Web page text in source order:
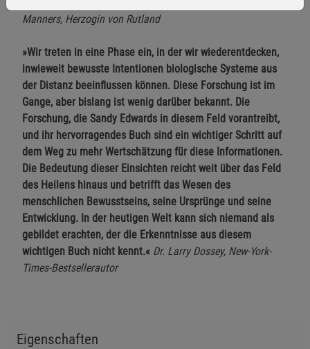
Manners, Herzogin von Rutland
»Wir treten in eine Phase ein, in der wir wiederentdecken,
inwieweit bewusste Intentionen biologische Systeme aus
der Distanz beeinflussen können. Diese Forschung ist im
Gange, aber bislang ist wenig darüber bekannt. Die
Forschung, die Sandy Edwards in diesem Feld vorantreibt,
und ihr hervorragendes Buch sind ein wichtiger Schritt auf
dem Weg zu mehr Wertschätzung für diese Informationen.
Die Bedeutung dieser Einsichten reicht weit über das Feld
des Heilens hinaus und betrifft das Wesen des
menschlichen Bewusstseins, seine Ursprünge und seine
Entwicklung. In der heutigen Welt kann sich niemand als
gebildet erachten, der die Erkenntnisse aus diesem
wichtigen Buch nicht kennt.« Dr. Larry Dossey, New-York-
Times-Bestsellerautor
Eigenschaften
Einstellungen speichern für die GruppeEinstellungen speichern für die Gruppe
Zurück Einstellungen speichern für die Gruppe
Einwilligung nicht erteilen
Notwendige Cookies (5)
Beschreibung Notwendige Cookies
Cookie-Informationen anzeigen
Funktionale Cookies (1) Funktionale
Beschreibung Funktionale Cookies
Statistik Cookies (2)